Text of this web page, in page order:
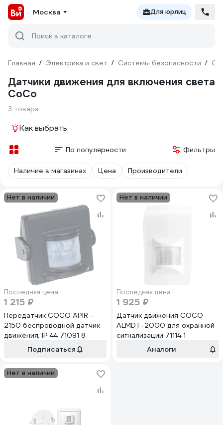
Москва Для юрлиц
Поиск в каталоге
Главная / Электрика и свет / Системы безопасности /
Датчики движения для включения света
CoCo
3 товара
Как выбрать
По популярности Фильтры
Наличие в магазинах Цена Производители
Нет в наличии
Последняя цена
1 215 ₽
Передатчик COCO APIR -
2150 беспроводной датчик
движения, IP 44 71091 8
Подписаться
Нет в наличии
Последняя цена
1 925 ₽
Датчик движения COCO
ALMDT-2000 для охранной
сигнализации 71114 1
Аналоги
Нет в наличии